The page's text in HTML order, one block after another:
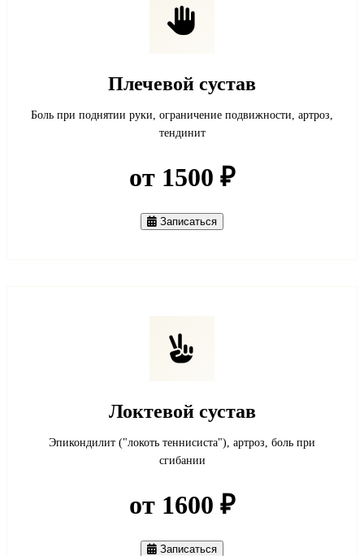
Плечевой сустав
Боль при поднятии руки, ограничение подвижности, артроз,
тендинит
от 1500 ₽
Записаться
Локтевой сустав
Эпикондилит ("локоть теннисиста"), артроз, боль при
сгибании
от 1600 ₽
Записаться